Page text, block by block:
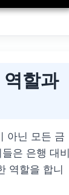
할과
아닌 모든 금
은 은행 대비
역할을 합니